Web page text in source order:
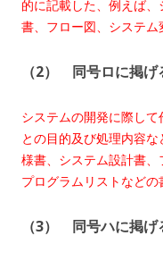
的に記載した、例えば
書、フロー図、システ
（2） 同号ロに掲げ
システムの開発に際し
との目的及び処理内容
様書、システム設計書、
プログラムリストなどの
（3） 同号ハに掲げ